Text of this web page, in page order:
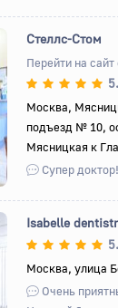
Вперед
Стеллс-Стом
Перейти на сайт
Москва,
подъезд № 10,
Мясницкая к
Супер доктор!
Вперед
Isabelle
Москва, улица
Очень